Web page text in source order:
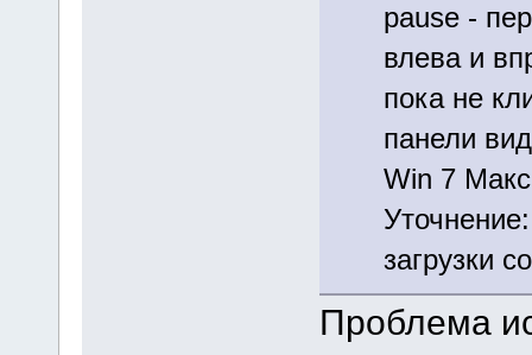
pause -
влева и
пока не
панели
Win 7 Макс
загрузки
Проблема